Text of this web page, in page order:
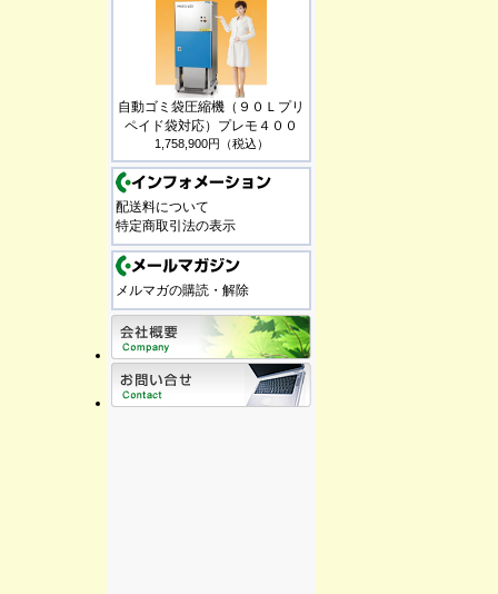
自動ゴミ袋圧縮機（９０Ｌプリ
ペイド袋対応）プレモ４００
1,758,900円（税込）
配送料について
特定商取引法の表示
メルマガの購読・解除